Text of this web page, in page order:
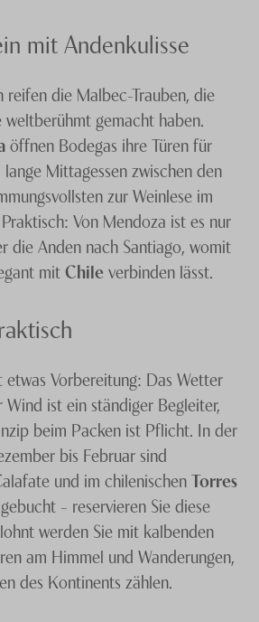
mit Andenkulisse
reifen die Malbec-Trauben, die
weltberühmt gemacht haben.
öffnen Bodegas ihre Türen für
Mittagessen zwischen den
zur Weinlese im
Von Mendoza ist es nur
die Anden nach Santiago, womit
mitChile verbinden lässt.
etwas Vorbereitung: Das Wetter
ist ein ständiger Begleiter,
beim Packen ist Pflicht. In der
bis Februar sind
und im chilenischenTorres
– reservieren Sie diese
werden Sie mit kalbenden
am Himmel und Wanderungen,
des Kontinents zählen.